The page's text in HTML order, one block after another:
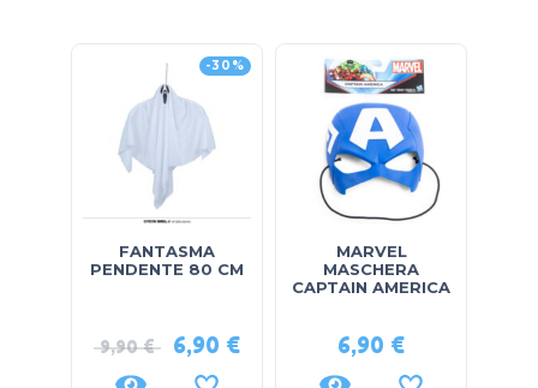
-30%
FANTASMA
PENDENTE 80 CM
9,90€ 6,90 €
MARVEL
MASCHERA
CAPTAIN AMERICA
6,90 €